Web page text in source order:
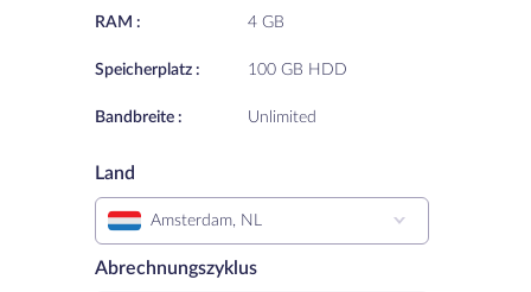
RAM :
Speicherplatz :
Bandbreite :
4 GB
100 GB HDD
Unlimited
Land
Amsterdam, NL
Abrechnungszyklus